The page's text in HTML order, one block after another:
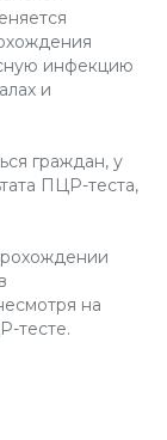
инфекцию
и
граждан, у
ПЦР-теста,
на
тесте.